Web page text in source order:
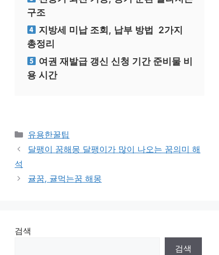
구조
지방세 미납 조회, 납부 방법 2가지
총정리
여권 재발급 갱신 신청 기간 준비물 비
용 시간
카
테
유용한꿀팁
달팽이 꿈해몽 달팽이가 많이 나오는 꿈의미 해
석
귤꿈, 귤먹는꿈 해몽
검색
검색